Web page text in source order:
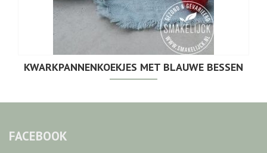
KWARKPANNENKOEKJES MET BLAUWE BESSEN
FACEBOOK